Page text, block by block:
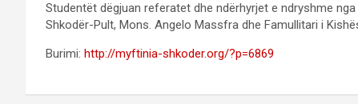
Studentët dëgjuan referatet dhe ndërhyrjet e ndryshme
Shkodër-Pult, Mons. Angelo Massfra dhe Famullitari i
Burimi: http://myftinia-shkoder.org/?p=6869